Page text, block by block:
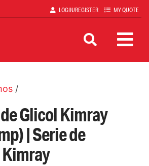
LOGIN/REGISTER MY QUOTE
/
Glicol Kimray
| Serie de